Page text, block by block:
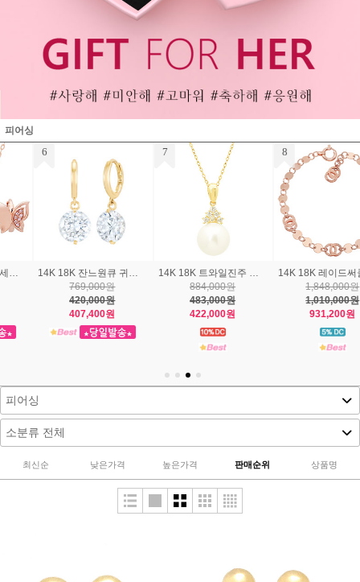
피어싱
14K 18K 트와일진주 목걸이
884,000원
483,000원
422,000원
14K 18K 레이드써클 팔찌
1,848,000원
1,010,000원
931,200원
14K 18K 까미유큐빅링 귀걸이 (소)
613,000원
335,000원
325,000원
최신순 낮은가격 높은가격 판매순위 상품명